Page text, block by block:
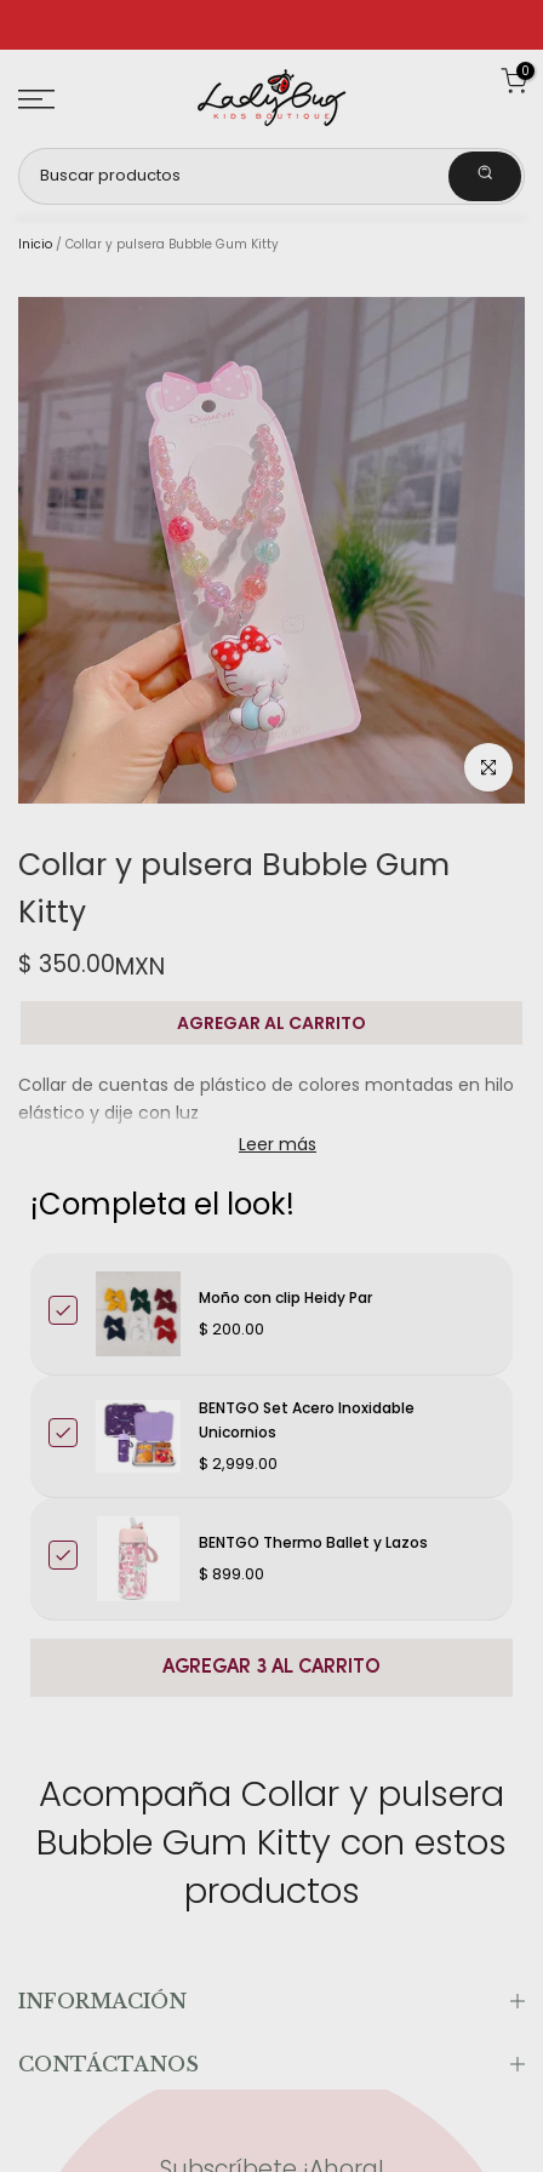
al
0
Inicio / Collar y pulsera Bubble Gum Kitty
Haz clic
Collar y pulsera Bubble Gum
Kitty
$ 350.00MXN
AGREGAR AL CARRITO
Collar de cuentas de plástico de colores montadas en hilo
elástico y dije con luz
Leer más
¡Completa el look!
Moño con clip Heidy Par
$ 200.00
BENTGO Set Acero Inoxidable
Unicornios
$ 2,999.00
BENTGO Thermo Ballet y Lazos
$ 899.00
AGREGAR 3 AL CARRITO
Acompaña Collar y pulsera
Bubble Gum Kitty con estos
productos
INFORMACIÓN
CONTÁCTANOS